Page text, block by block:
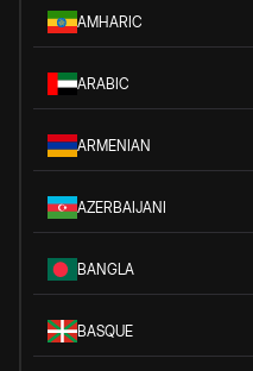
AMHARIC
ARABIC
ARMENIAN
AZERBAIJANI
BANGLA
BASQUE